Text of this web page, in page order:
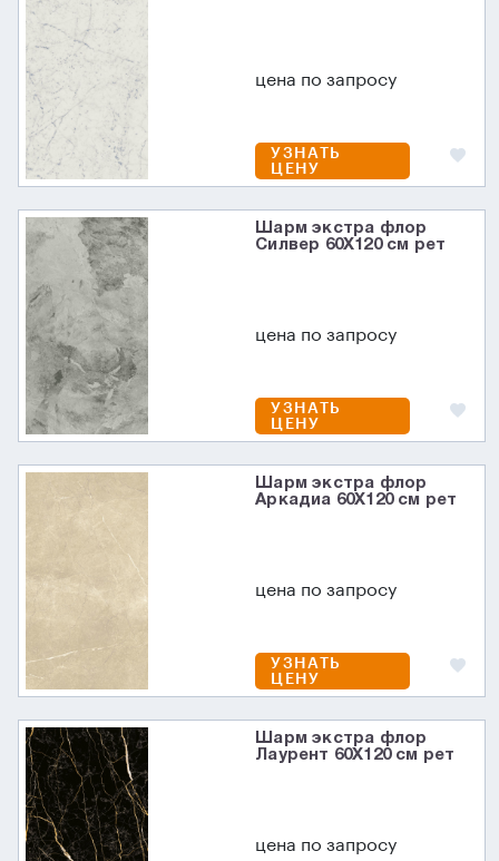
цена по запросу
УЗНАТЬ
ЦЕНУ
Шарм экстра флор
Силвер 60X120 см рет
цена по запросу
УЗНАТЬ
ЦЕНУ
Шарм экстра флор
Аркадиа 60X120 см рет
цена по запросу
УЗНАТЬ
ЦЕНУ
Шарм экстра флор
Лаурент 60X120 см рет
цена по запросу